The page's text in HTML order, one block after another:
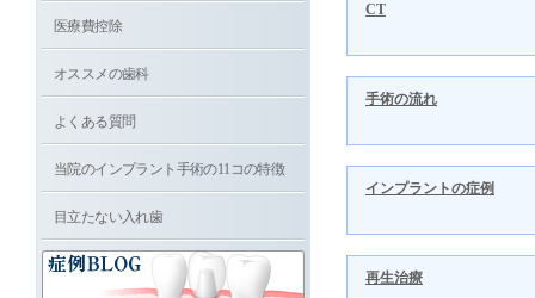
CT
手術の流れ
インプラントの症例
再生治療
医療費控除
オススメの歯科
よくある質問
当院のインプラント手術の11コの特徴
目立たない入れ歯